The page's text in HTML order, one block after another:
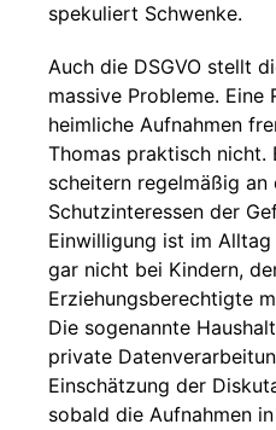
spekuliert Schwenke.
Auch die DSGVO stellt
massive Probleme. Eine
heimliche Aufnahmen
Thomas praktisch nicht.
scheitern regelmäßig
Schutzinteressen der
Einwilligung ist im
gar nicht bei Kindern,
Erziehungsberechtigte
Die sogenannte
private
Einschätzung der
sobald die Aufnahmen